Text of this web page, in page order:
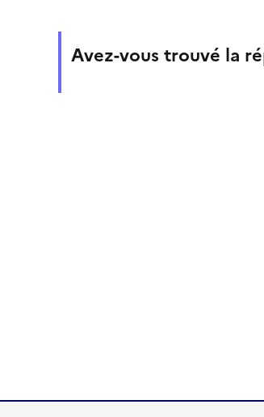
Avez-vous trouvé la